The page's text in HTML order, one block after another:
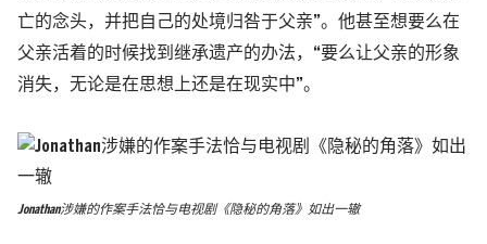
亡的念头，并把自己的处境归咎于父亲”。他甚至想要么在
父亲活着的时候找到继承遗产的办法，“要么让父亲的形象
消失，无论是在思想上还是在现实中”。
Jonathan涉嫌的作案手法恰与电视剧《隐秘的角落》如出一辙